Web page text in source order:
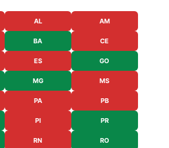
AL AM
BA CE
ES GO
MG MS
PA PB
PI PR
RN RO